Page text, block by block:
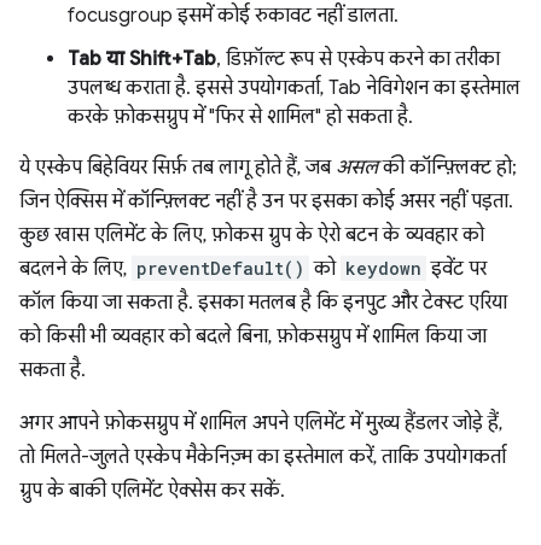
focusgroup इसमें कोई रुकावट नहीं डालता.
Tab या Shift+Tab, डिफ़ॉल्ट रूप से एस्केप करने का तरीका
उपलब्ध कराता है. इससे उपयोगकर्ता, Tab नेविगेशन का इस्तेमाल
करके फ़ोकसग्रुप में "फिर से शामिल" हो सकता है.
ये एस्केप बिहेवियर सिर्फ़ तब लागू होते हैं, जब असलकी कॉन्फ़्लिक्ट हो;
जिन ऐक्सिस में कॉन्फ़्लिक्ट नहीं है उन पर इसका कोई असर नहीं पड़ता.
कुछ खास एलिमेंट के लिए, फ़ोकस ग्रुप के ऐरो बटन के व्यवहार को
बदलने के लिए, preventDefault() को keydown इवेंट पर
कॉल किया जा सकता है. इसका मतलब है कि इनपुट और टेक्स्ट एरिया
को किसी भी व्यवहार को बदले बिना, फ़ोकसग्रुप में शामिल किया जा
सकता है.
अगर आपने फ़ोकसग्रुप में शामिल अपने एलिमेंट में मुख्य हैंडलर जोड़े हैं,
तो मिलते-जुलते एस्केप मैकेनिज़्म का इस्तेमाल करें, ताकि उपयोगकर्ता
ग्रुप के बाकी एलिमेंट ऐक्सेस कर सकें.